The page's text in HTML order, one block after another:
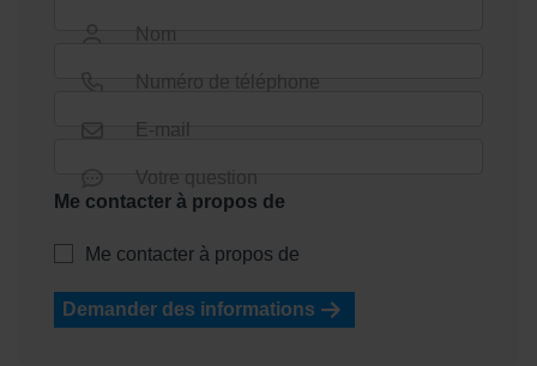
Nom
Numéro de téléphone
E-mail
Votre question
Me contacter à propos de
Me contacter à propos de
Demander des informations